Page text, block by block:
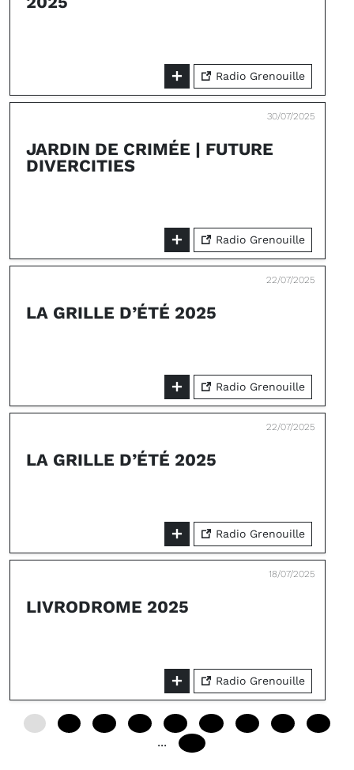
Radio Grenouille
30/07/2025
JARDIN DE CRIMÉE | FUTURE
DIVERCITIES
Radio Grenouille
22/07/2025
LA GRILLE D’ÉTÉ 2025
Radio Grenouille
22/07/2025
LA GRILLE D’ÉTÉ 2025
Radio Grenouille
18/07/2025
LIVRODROME 2025
Radio Grenouille
...